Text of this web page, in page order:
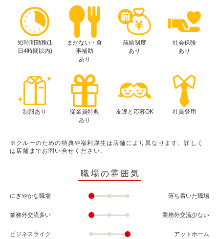
短時間勤務(1
日4時間以内)
まかない・食
事補助
あり
前給制度
あり
社会保険
あり
制服あり
従業員特典
あり
友達と応募OK 社員登用
※クルーのための特典や福利厚生は店舗により異なります。詳しく
は店舗までお問い合せください。
職場の雰囲気
にぎやかな職場 落ち着いた職場
業務外交流多い 業務外交流少ない
ビジネスライク アットホーム